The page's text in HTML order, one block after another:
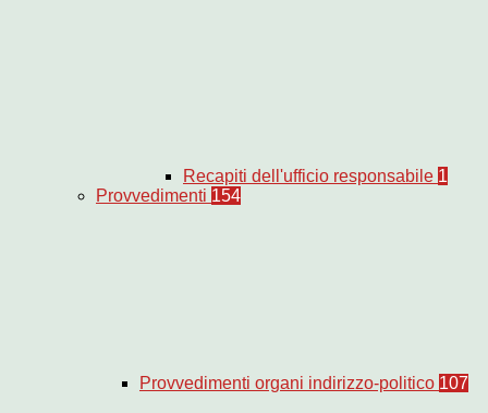
Recapiti dell'ufficio responsabile 1
Provvedimenti 154
Provvedimenti organi indirizzo-politico 107